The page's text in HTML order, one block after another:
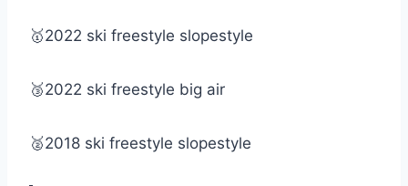
🥇2022 ski freestyle slopestyle
🥉2022 ski freestyle big air
🥈2018 ski freestyle slopestyle